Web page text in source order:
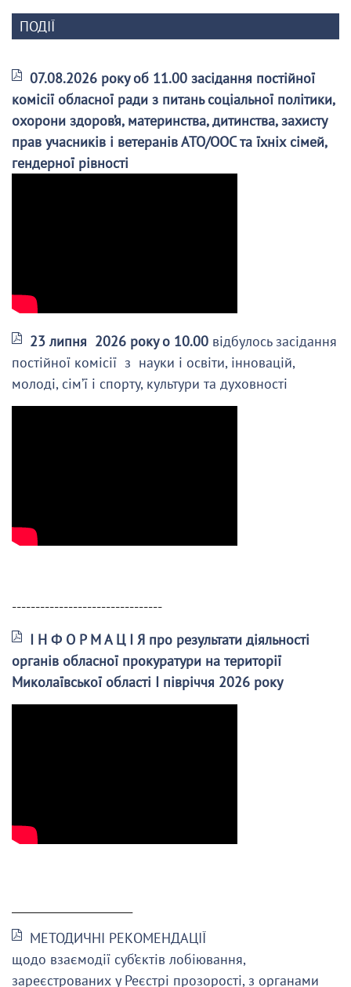
ПОДІЇ
07.08.2026 року об 11.00 засідання постійної
комісії обласної ради з питань соціальної політики,
охорони здоров’я, материнства, дитинства, захисту
прав учасників і ветеранів АТО/ООС та їхніх сімей,
гендерної рівності
23 липня 2026 року о 10.00 відбулось засідання
постійної комісії з науки і освіти, інновацій,
молоді, сім’ї і спорту, культури та духовності
--------------------------------
І Н Ф О Р М А Ц І Я про результати діяльності
органів обласної прокуратури на території
Миколаївської області І півріччя 2026 року
МЕТОДИЧНІ РЕКОМЕНДАЦІЇ
щодо взаємодії суб’єктів лобіювання,
зареєстрованих у Реєстрі прозорості, з органами